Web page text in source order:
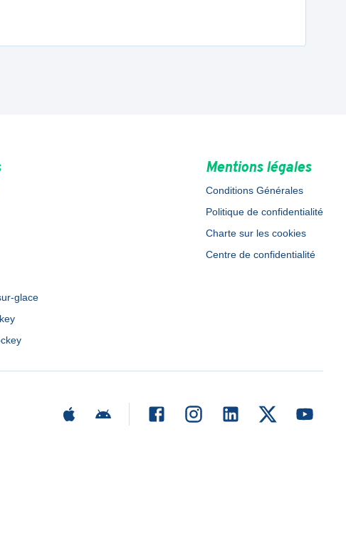
glace
Mentions légales
Conditions Générales
Politique de confidentialité
Charte sur les cookies
Centre de confidentialité